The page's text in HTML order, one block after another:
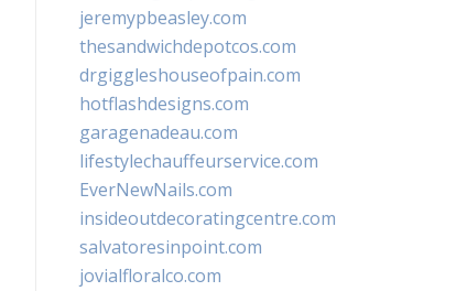
jeremypbeasley.com
thesandwichdepotcos.com
drgiggleshouseofpain.com
hotflashdesigns.com
garagenadeau.com
lifestylechauffeurservice.com
EverNewNails.com
insideoutdecoratingcentre.com
salvatoresinpoint.com
jovialfloralco.com